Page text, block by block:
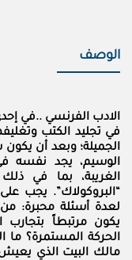
الوصف
الادب الفرنسي ..في
في تجليد الكتب
الجميلة؛ وبعد أن
الوسيم، يجد نفسه
الغريبة، بما في
“البروكولاك”. يجب
لعدة أسئلة محبرة:
يكون مرتبطاً بتجارب
الحركة المستمرة؟ ما
مالك البيت الذي